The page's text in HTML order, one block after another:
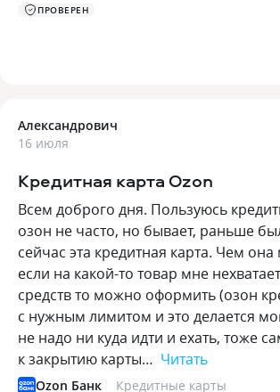
ПРОВЕРЕН
Александрович
16 июля
Кредитная карта Ozon
Всем доброго дня. Пользуюсь
озон не часто, но бывает, раньше
сейчас эта кредитная карта. Чем
если на какой-то товар мне
средств то можно оформить (озон
с нужным лимитом и это делается
не надо ни куда идти и ехать, тоже
к закрытию карты… Читать
Ozon Банк Кредитные карты